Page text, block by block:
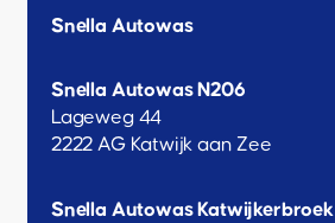
Snella Autowas
Snella Autowas N206
Lageweg 44
2222 AG Katwijk aan Zee
Snella Autowas Katwijkerbroek